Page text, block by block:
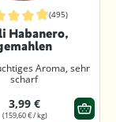
Bewertung von
(495)
Habanero,
Aroma, sehr
scharf
3,99 €
(159,60 € / kg)